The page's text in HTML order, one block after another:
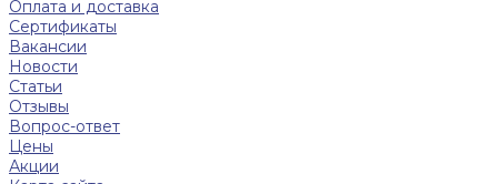
Оплата и доставка
Сертификаты
Вакансии
Новости
Статьи
Отзывы
Вопрос-ответ
Цены
Акции